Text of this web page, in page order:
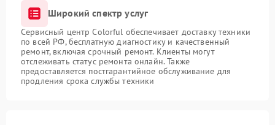
Широкий спектр услуг
Сервисный центр Colorful обеспечивает доставку техники
по всей РФ, бесплатную диагностику и качественный
ремонт, включая срочный ремонт. Клиенты могут
отслеживать статус ремонта онлайн. Также
предоставляется постгарантийное обслуживание для
продления срока службы техники